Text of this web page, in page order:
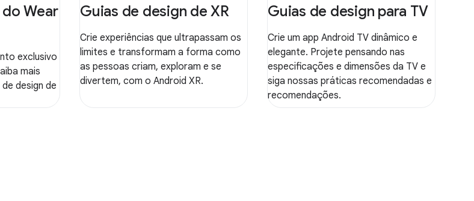
Wear
exclusivo
mais
design de
Guias de design de XR
Crie experiências que ultrapassam os
limites e transformam a forma como
as pessoas criam, exploram e se
divertem, com o Android XR.
Guias de design para TV
Crie um app Android TV dinâmico e
elegante. Projete pensando nas
especificações e dimensões da TV e
siga nossas práticas recomendadas e
recomendações.